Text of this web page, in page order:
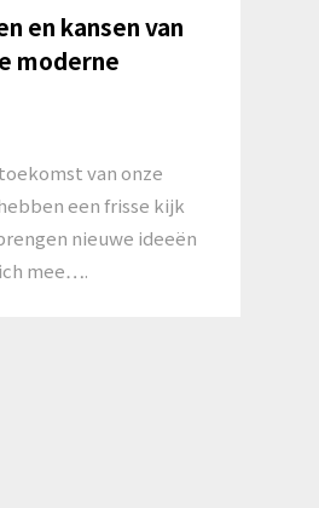
en kansen van
moderne
van onze
een frisse kijk
nieuwe ideeën
mee….